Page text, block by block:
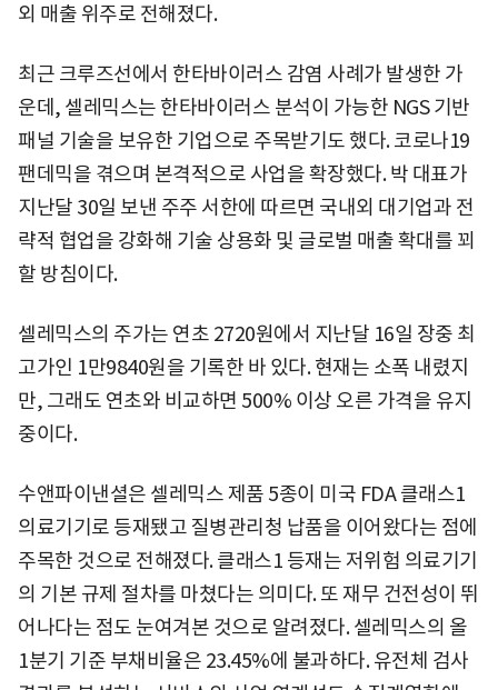
외 매출 위주로 전해졌다.
최근 크루즈선에서 한타바이러스 감염 사례가 발생한 가
운데, 셀레믹스는 한타바이러스 분석이 가능한 NGS 기반
패널 기술을 보유한 기업으로 주목받기도 했다. 코로나19
팬데믹을 겪으며 본격적으로 사업을 확장했다. 박 대표가
지난달 30일 보낸 주주 서한에 따르면 국내외 대기업과 전
략적 협업을 강화해 기술 상용화 및 글로벌 매출 확대를 꾀
할 방침이다.
셀레믹스의 주가는 연초 2720원에서 지난달 16일 장중 최
고가인 1만9840원을 기록한 바 있다. 현재는 소폭 내렸지
만, 그래도 연초와 비교하면 500% 이상 오른 가격을 유지
중이다.
수앤파이낸셜은 셀레믹스 제품 5종이 미국 FDA 클래스1
의료기기로 등재됐고 질병관리청 납품을 이어왔다는 점에
주목한 것으로 전해졌다. 클래스1 등재는 저위험 의료기기
의 기본 규제 절차를 마쳤다는 의미다. 또 재무 건전성이 뛰
어나다는 점도 눈여겨본 것으로 알려졌다. 셀레믹스의 올
1분기 기준 부채비율은 23.45%에 불과하다. 유전체 검사